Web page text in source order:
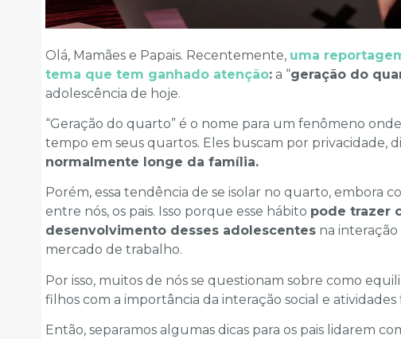
Olá, Mamães e Papais. Recentemente, uma
tema que tem ganhado atenção: a “geração do
adolescência de hoje.
“Geração do quarto” é o nome para um fenômeno
tempo em seus quartos. Eles buscam por privacidade,
normalmente longe da família.
Porém, essa tendência de se isolar no quarto, embora
entre nós, os pais. Isso porque esse hábito pode trazer
desenvolvimento desses adolescentes na interação
mercado de trabalho.
Por isso, muitos de nós se questionam sobre como
filhos com a importância da interação social e
Então, separamos algumas dicas para os pais lidarem